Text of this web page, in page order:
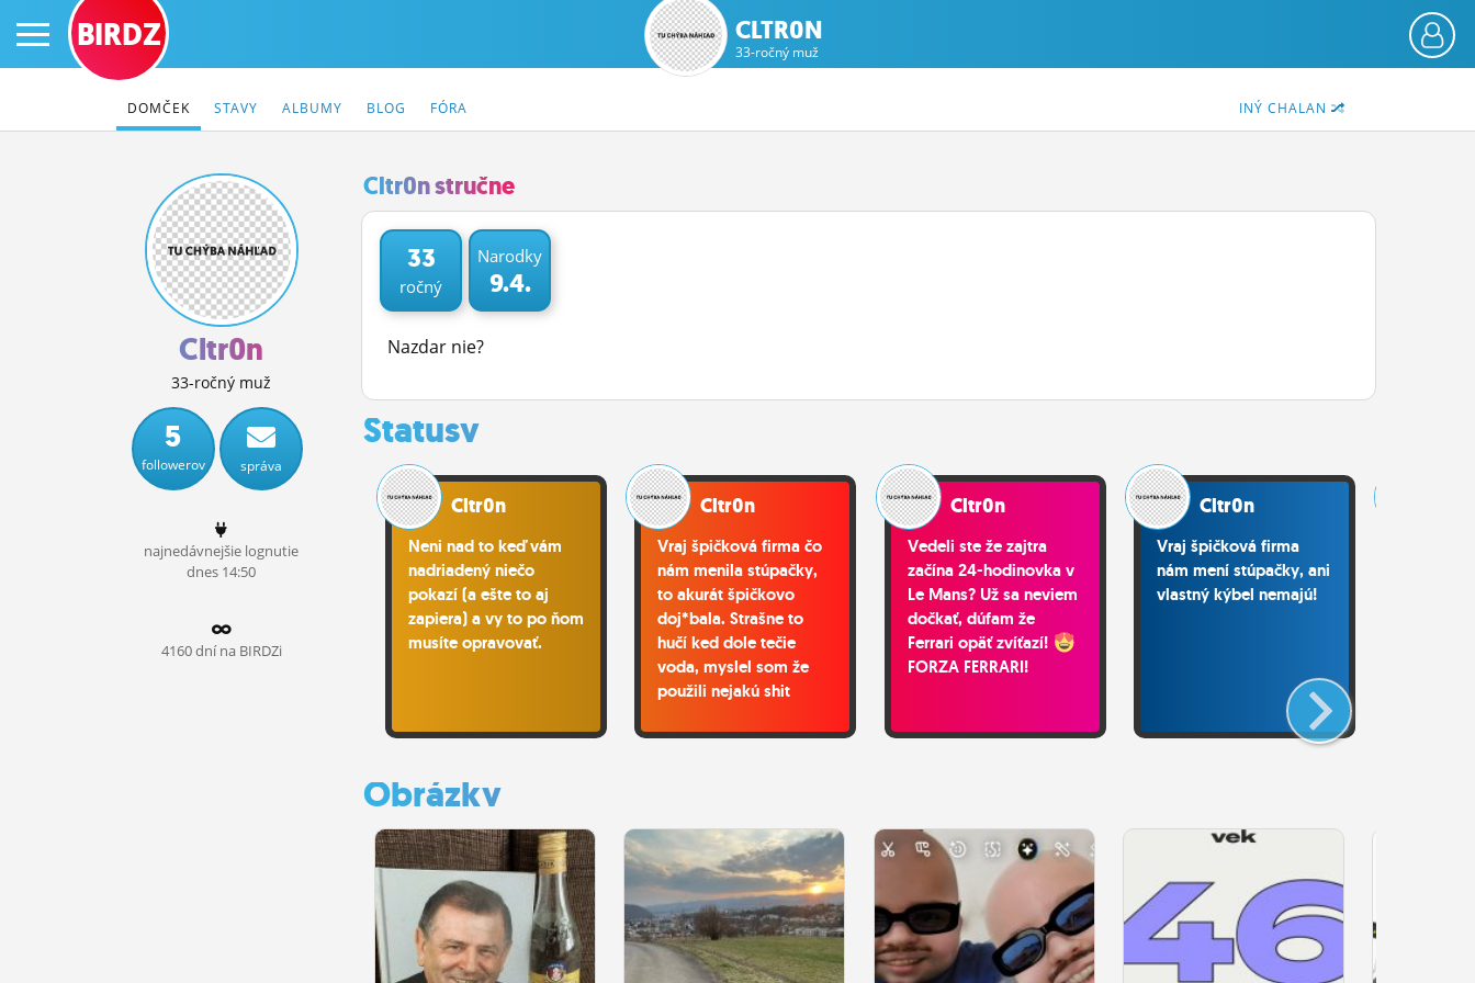
PRIHLÁS SA
ČINŽIAK
STATUSY
BLOGY
OBRÁZKY
MÔJ PROFIL
ROLETA
BIRDZ CLTR0N
33-ročný muž
INÝ CHALAN
DOMČEK STAVY ALBUMY BLOG FÓRA
Cltr0n
33-ročný muž
5
followerov správa
najnedávnejšie lognutie
dnes 14:50
4160 dní na BIRDZi
Cltr0n stručne
33
ročný
Narodky
9.4.
Nazdar nie?
Statusy
Cltr0n
Neni nad to keď vám
nadriadený niečo
pokazí (a ešte to aj
zapiera) a vy to po ňom
musíte opravovať.
Cltr0n
Vraj špičková firma čo
nám menila stúpačky,
to akurát špičkovo
doj*bala. Strašne to
hučí ked dole tečie
voda, myslel som že
použili nejakú shit
použili 3x tak drahú
Cltr0n
Vedeli ste že zajtra
začína 24-hodinovka v
Le Mans? Už sa neviem
dočkať, dúfam že
Ferrari opäť zvíťazí!
FORZA FERRARI!
Cltr0n
Vraj špičková firma
nám mení stúpačky, ani
vlastný kýbel nemajú!
Obrázky